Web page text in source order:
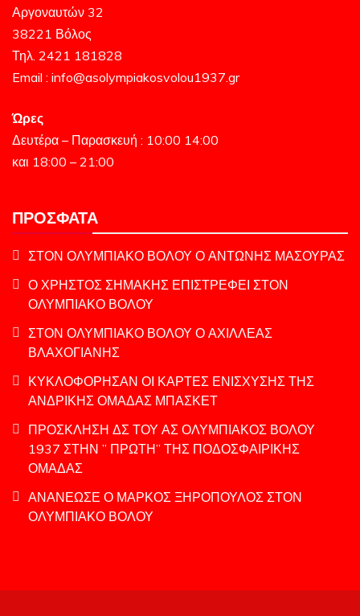
Αργοναυτών 32
38221 Βόλος
Τηλ. 2421 181828
Email : info@asolympiakosvolou1937.gr
Ώρες
Δευτέρα – Παρασκευή : 10:00 14:00
και 18:00 – 21:00
ΠΡΌΣΦΑΤΑ
ΣΤΟΝ ΟΛΥΜΠΙΑΚΟ ΒΟΛΟΥ Ο ΑΝΤΩΝΗΣ ΜΑΣΟΥΡΑΣ
Ο ΧΡΗΣΤΟΣ ΣΗΜΑΚΗΣ ΕΠΙΣΤΡΕΦΕΙ ΣΤΟΝ
ΟΛΥΜΠΙΑΚΟ ΒΟΛΟΥ
ΣΤΟΝ ΟΛΥΜΠΙΑΚΟ ΒΟΛΟΥ Ο ΑΧΙΛΛΕΑΣ
ΒΛΑΧΟΓΙΑΝΗΣ
ΚΥΚΛΟΦΟΡΗΣΑΝ ΟΙ ΚΑΡΤΕΣ ΕΝΙΣΧΥΣΗΣ ΤΗΣ
ΑΝΔΡΙΚΗΣ ΟΜΑΔΑΣ ΜΠΑΣΚΕΤ
ΠΡΟΣΚΛΗΣΗ ΔΣ ΤΟΥ ΑΣ ΟΛΥΜΠΙΑΚΟΣ ΒΟΛΟΥ
1937 ΣΤΗΝ ” ΠΡΩΤΗ” ΤΗΣ ΠΟΔΟΣΦΑΙΡΙΚΗΣ
ΟΜΑΔΑΣ
ΑΝΑΝΕΩΣΕ Ο ΜΑΡΚΟΣ ΞΗΡΟΠΟΥΛΟΣ ΣΤΟΝ
ΟΛΥΜΠΙΑΚΟ ΒΟΛΟΥ